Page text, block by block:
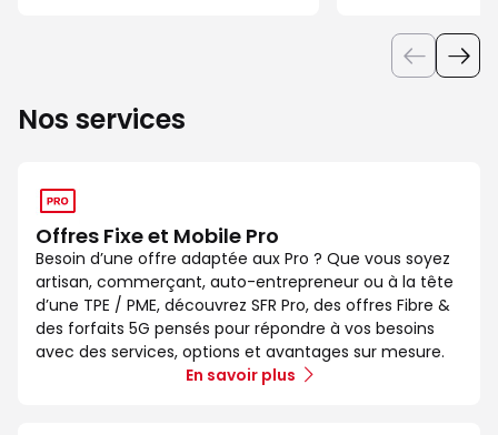
Nos services
Offres Fixe et Mobile Pro
Besoin d’une offre adaptée aux Pro ? Que vous soyez
artisan, commerçant, auto-entrepreneur ou à la tête
d’une TPE / PME, découvrez SFR Pro, des offres Fibre &
des forfaits 5G pensés pour répondre à vos besoins
avec des services, options et avantages sur mesure.
En savoir plus